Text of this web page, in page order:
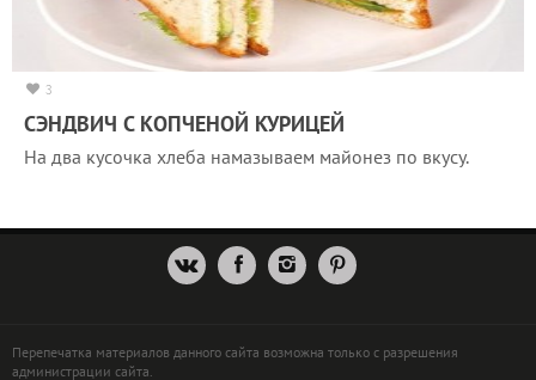
3
СЭНДВИЧ С КОПЧЕНОЙ КУРИЦЕЙ
На два кусочка хлеба намазываем майонез по вкусу.
Перепечатка материалов данного сайта возможна только с разрешения
администрации сайта.